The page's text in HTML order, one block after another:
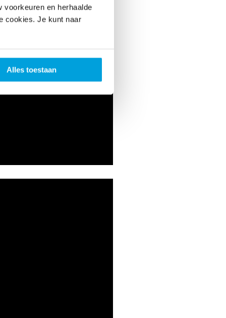
voorkeuren en herhaalde
cookies. Je kunt naar
Alles toestaan